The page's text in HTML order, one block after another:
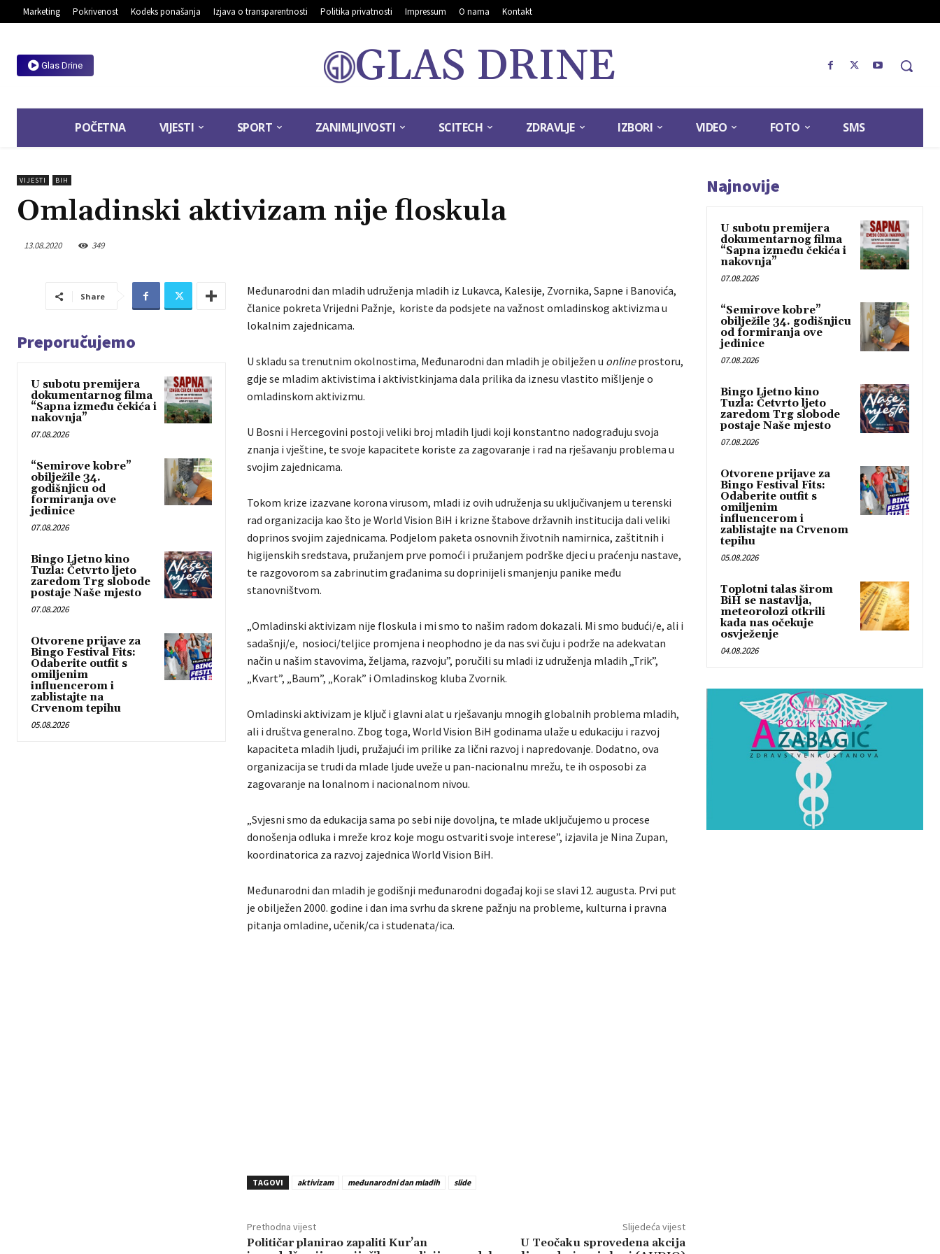
Marketing Pokrivenost Kodeks ponašanja Izjava o transparentnosti Politika privatnosti Impressum O nama Kontakt
Glas Drine GLAS DRINE
POČETNA VIJESTI SPORT ZANIMLJIVOSTI SCITECH ZDRAVLJE IZBORI VIDEO FOTO SMS
VIJESTI BIH
Omladinski aktivizam nije floskula
13.08.2020 349
Share
Preporučujemo
U subotu premijera
dokumentarnog filma
“Sapna između čekića i
nakovnja”
07.08.2026
“Semirove kobre”
obilježile 34.
godišnjicu od
formiranja ove
jedinice
07.08.2026
Bingo Ljetno kino
Tuzla: Četvrto ljeto
zaredom Trg slobode
postaje Naše mjesto
07.08.2026
Otvorene prijave za
Bingo Festival Fits:
Odaberite outfit s
omiljenim
influencerom i
zablistajte na
Crvenom tepihu
05.08.2026
Međunarodni dan mladih udruženja mladih iz Lukavca, Kalesije, Zvornika, Sapne i Banovića,
članice pokreta Vrijedni Pažnje, koriste da podsjete na važnost omladinskog aktivizma u
lokalnim zajednicama.
U skladu sa trenutnim okolnostima, Međunarodni dan mladih je obilježen u onlineprostoru,
gdje se mladim aktivistima i aktivistkinjama dala prilika da iznesu vlastito mišljenje o
omladinskom aktivizmu.
U Bosni i Hercegovini postoji veliki broj mladih ljudi koji konstantno nadograđuju svoja
znanja i vještine, te svoje kapacitete koriste za zagovaranje i rad na rješavanju problema u
svojim zajednicama.
Tokom krize izazvane korona virusom, mladi iz ovih udruženja su uključivanjem u terenski
rad organizacija kao što je World Vision BiH i krizne štabove državnih institucija dali veliki
doprinos svojim zajednicama. Podjelom paketa osnovnih životnih namirnica, zaštitnih i
higijenskih sredstava, pružanjem prve pomoći i pružanjem podrške djeci u praćenju nastave,
te razgovorom sa zabrinutim građanima su doprinijeli smanjenju panike među
stanovništvom.
„Omladinski aktivizam nije floskula i mi smo to našim radom dokazali. Mi smo budući/e, ali i
sadašnji/e, nosioci/teljice promjena i neophodno je da nas svi čuju i podrže na adekvatan
način u našim stavovima, željama, razvoju”, poručili su mladi iz udruženja mladih „Trik”,
„Kvart”, „Baum”, „Korak” i Omladinskog kluba Zvornik.
Omladinski aktivizam je ključ i glavni alat u rješavanju mnogih globalnih problema mladih,
ali i društva generalno. Zbog toga, World Vision BiH godinama ulaže u edukaciju i razvoj
kapaciteta mladih ljudi, pružajući im prilike za lični razvoj i napredovanje. Dodatno, ova
organizacija se trudi da mlade ljude uveže u pan-nacionalnu mrežu, te ih osposobi za
zagovaranje na lonalnom i nacionalnom nivou.
„Svjesni smo da edukacija sama po sebi nije dovoljna, te mlade uključujemo u procese
donošenja odluka i mreže kroz koje mogu ostvariti svoje interese”, izjavila je Nina Zupan,
koordinatorica za razvoj zajednica World Vision BiH.
Međunarodni dan mladih je godišnji međunarodni događaj koji se slavi 12. augusta. Prvi put
je obilježen 2000. godine i dan ima svrhu da skrene pažnju na probleme, kulturna i pravna
pitanja omladine, učenik/ca i studenata/ica.
TAGOVI aktivizam međunarodni dan mladih slide
Prethodna vijest
Političar planirao zapaliti Kur’an
Slijedeća vijest
U Teočaku sprovedena akcija
Najnovije
U subotu premijera
dokumentarnog filma
“Sapna između čekića i
nakovnja”
07.08.2026
“Semirove kobre”
obilježile 34. godišnjicu
od formiranja ove
jedinice
07.08.2026
Bingo Ljetno kino
Tuzla: Četvrto ljeto
zaredom Trg slobode
postaje Naše mjesto
07.08.2026
Otvorene prijave za
Bingo Festival Fits:
Odaberite outfit s
omiljenim
influencerom i
zablistajte na Crvenom
tepihu
05.08.2026
Toplotni talas širom
BiH se nastavlja,
meteorolozi otkrili
kada nas očekuje
osvježenje
04.08.2026